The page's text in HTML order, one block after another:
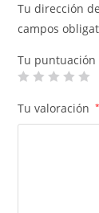
Tu dirección
campos
Tu puntuación
Tu valoración *